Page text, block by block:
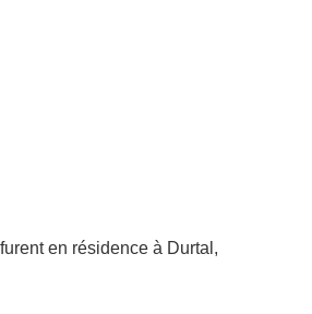
en résidence à Durtal,